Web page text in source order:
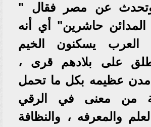
وتحدث عن مصر فقال "
حاشرين" أي أنه
العرب يسكنون الخيم
على بلادهم قرى ،
عظيمه بكل ما تحمل
من معنى في الرقي
والمعرفه ، والنظافة